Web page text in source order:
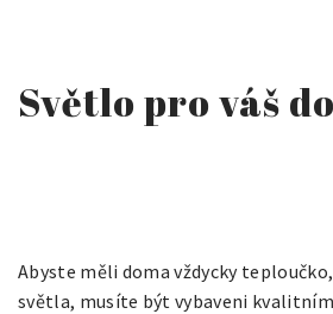
Světlo pro váš
Abyste měli doma vždycky
světla, musíte být vybaveni